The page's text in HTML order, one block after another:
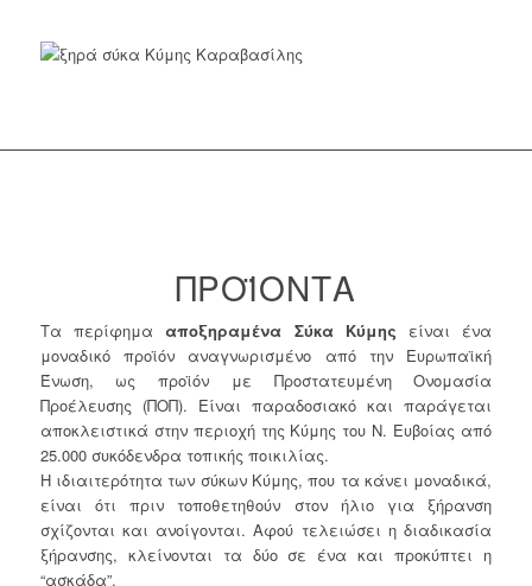
ΠΡΟΪΟΝΤΑ
Τα περίφημααποξηραμένα Σύκα Κύμης είναι ένα
μοναδικό προϊόν αναγνωρισμένο από την Ευρωπαϊκή
Ένωση, ως προϊόν με Προστατευμένη Ονομασία
Προέλευσης (ΠΟΠ). Είναι παραδοσιακό και παράγεται
αποκλειστικά στην περιοχή της Κύμης του Ν. Ευβοίας από
25.000 συκόδενδρα τοπικής ποικιλίας.
Η ιδιαιτερότητα των σύκων Κύμης, που τα κάνει μοναδικά,
είναι ότι πριν τοποθετηθούν στον ήλιο για ξήρανση
σχίζονται και ανοίγονται. Αφού τελειώσει η διαδικασία
ξήρανσης, κλείνονται τα δύο σε ένα και προκύπτει η
“ασκάδα”.